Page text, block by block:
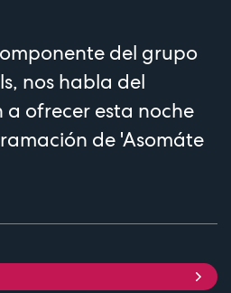
del grupo
nos habla del
ofrecer esta noche
de 'Asomáte